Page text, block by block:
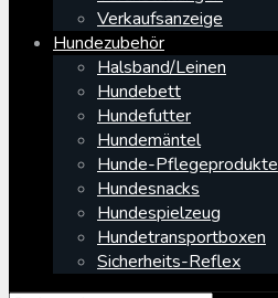
Verkaufsanzeige
Hundezubehör
Halsband/Leinen
Hundebett
Hundefutter
Hundemäntel
Hunde-Pflegeprodukte
Hundesnacks
Hundespielzeug
Hundetransportboxen
Sicherheits-Reflex